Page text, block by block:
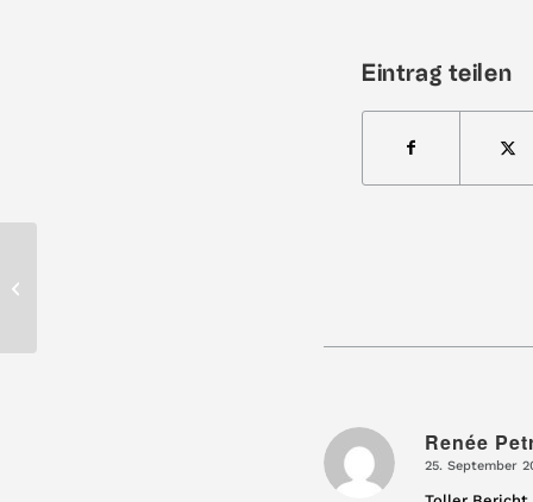
Eintrag teilen
Renée
sagte:
25. September